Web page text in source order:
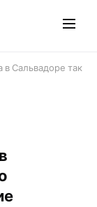
в Сальвадоре так